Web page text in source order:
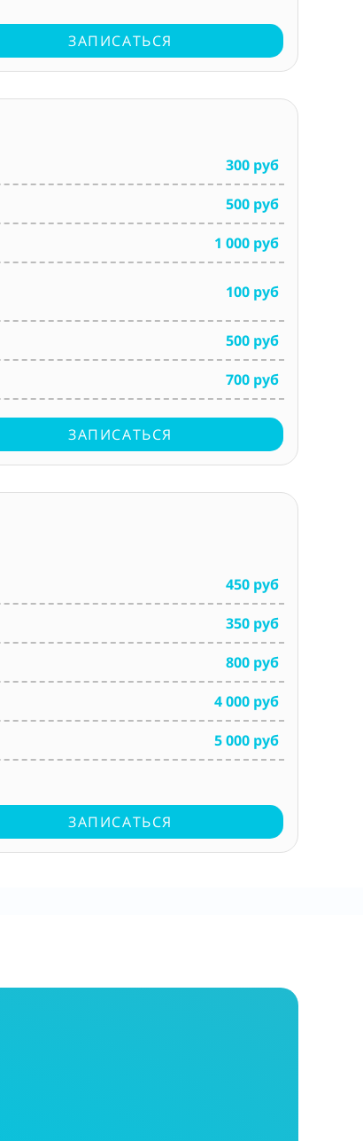
ЗАПИСАТЬСЯ
300 руб
500 руб
1 000 руб
100 руб
500 руб
700 руб
ЗАПИСАТЬСЯ
450 руб
350 руб
800 руб
4 000 руб
5 000 руб
ЗАПИСАТЬСЯ